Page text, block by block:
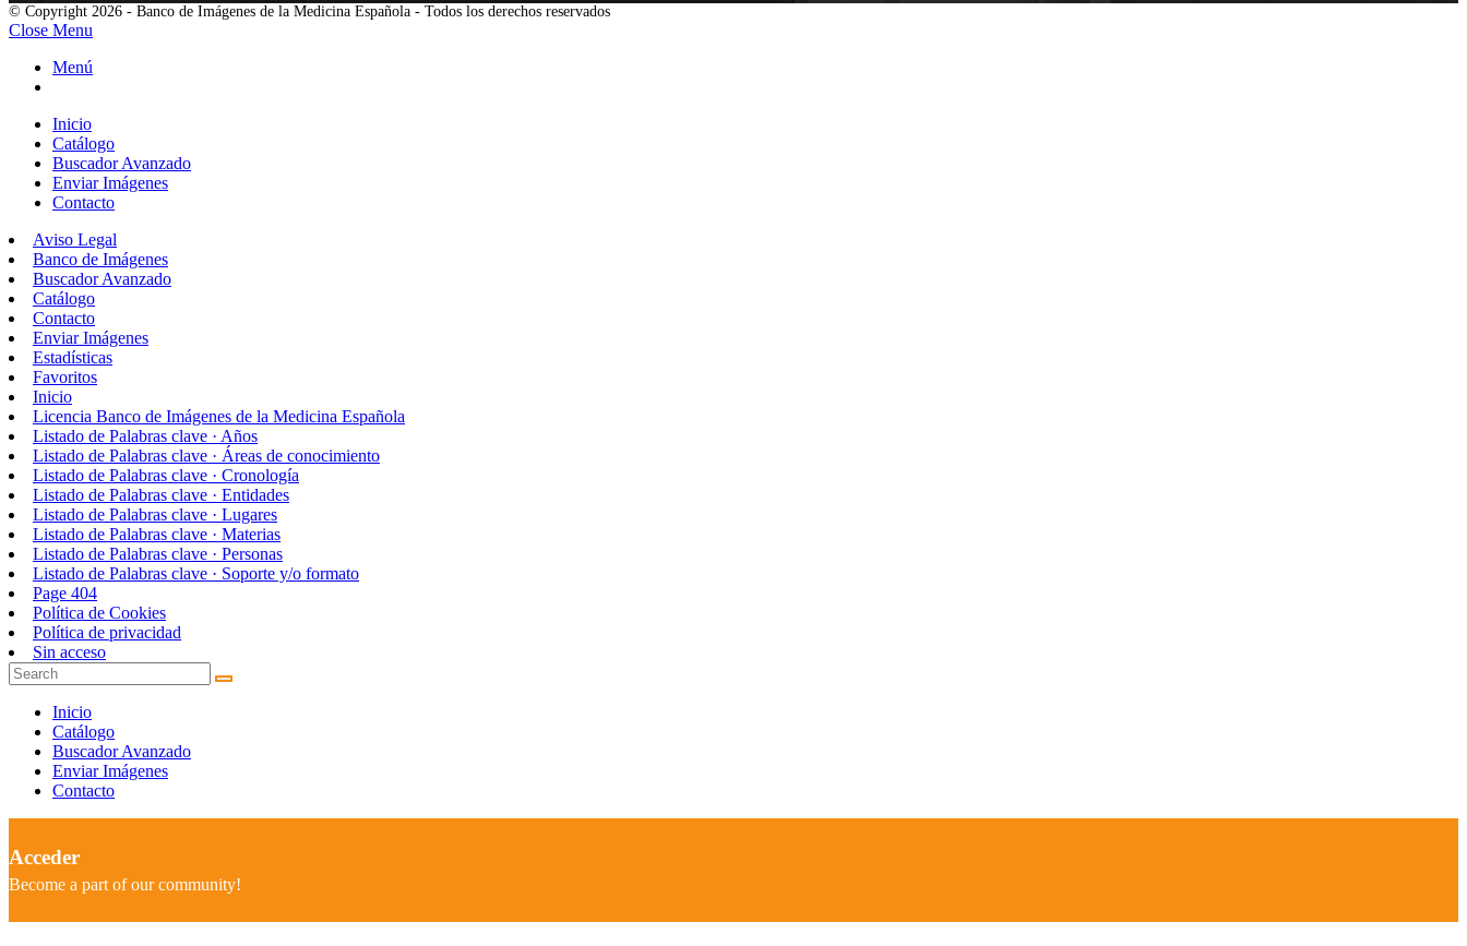
© Copyright 2026 - Banco de Imágenes de la Medicina Española - Todos los derechos reservados
Close Menu
Menú
Inicio
Catálogo
Buscador Avanzado
Enviar Imágenes
Contacto
Aviso Legal
Banco de Imágenes
Buscador Avanzado
Catálogo
Contacto
Enviar Imágenes
Estadísticas
Favoritos
Inicio
Licencia Banco de Imágenes de la Medicina Española
Listado de Palabras clave · Años
Listado de Palabras clave · Áreas de conocimiento
Listado de Palabras clave · Cronología
Listado de Palabras clave · Entidades
Listado de Palabras clave · Lugares
Listado de Palabras clave · Materias
Listado de Palabras clave · Personas
Listado de Palabras clave · Soporte y/o formato
Page 404
Política de Cookies
Política de privacidad
Sin acceso
Inicio
Catálogo
Buscador Avanzado
Enviar Imágenes
Contacto
Acceder
Become a part of our community!